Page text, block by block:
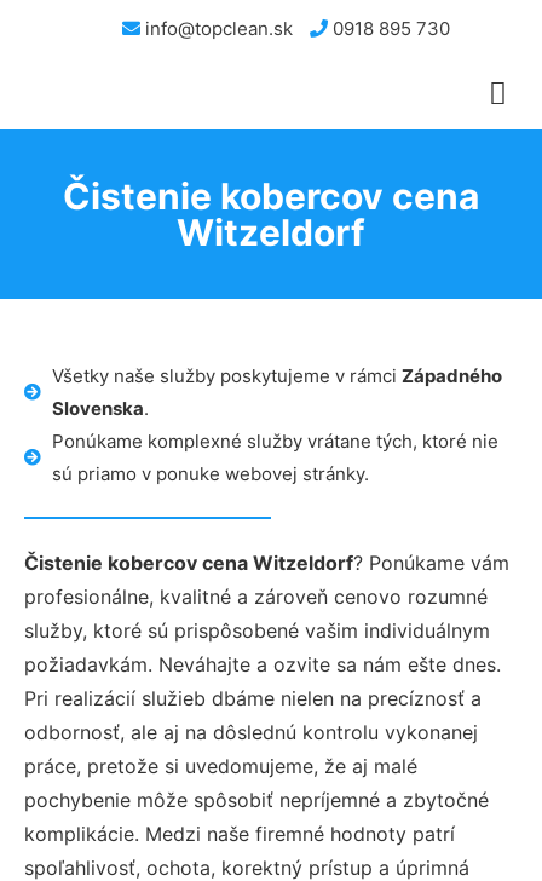
info@topclean.sk 0918 895 730
Čistenie kobercov cena
Witzeldorf
Všetky naše služby poskytujeme v rámci Západného
Slovenska.
Ponúkame komplexné služby vrátane tých, ktoré nie
sú priamo v ponuke webovej stránky.
Čistenie kobercov cena Witzeldorf? Ponúkame vám
profesionálne, kvalitné a zároveň cenovo rozumné
služby, ktoré sú prispôsobené vašim individuálnym
požiadavkám. Neváhajte a ozvite sa nám ešte dnes.
Pri realizácií služieb dbáme nielen na precíznosť a
odbornosť, ale aj na dôslednú kontrolu vykonanej
práce, pretože si uvedomujeme, že aj malé
pochybenie môže spôsobiť nepríjemné a zbytočné
komplikácie. Medzi naše firemné hodnoty patrí
spoľahlivosť, ochota, korektný prístup a úprimná